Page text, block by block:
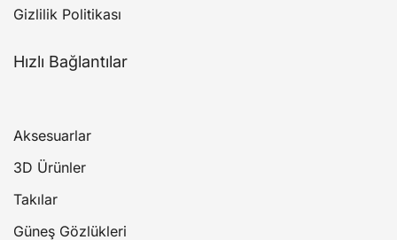
Gizlilik Politikası
Hızlı Bağlantılar
Aksesuarlar
3D Ürünler
Takılar
Güneş Gözlükleri